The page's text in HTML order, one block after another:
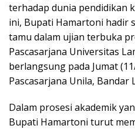
terhadap dunia pendidikan
ini, Bupati Hamartoni hadir
tamu dalam ujian terbuka
Pascasarjana Universitas
berlangsung pada Jumat
Pascasarjana Unila, Bandar
Dalam prosesi akademik
Bupati Hamartoni turut